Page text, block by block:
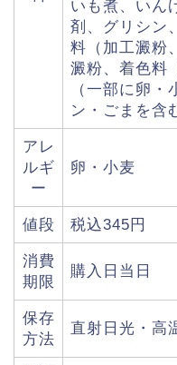
いも煮、いん
剤、グリシン
料（加工澱粉
澱粉、着色料
（一部に卵
ン・ごまを含
アレ
ルギ
ー
卵・小麦
値段 税込345円
消費
期限
購入日当日
保存
方法
直射日光・高